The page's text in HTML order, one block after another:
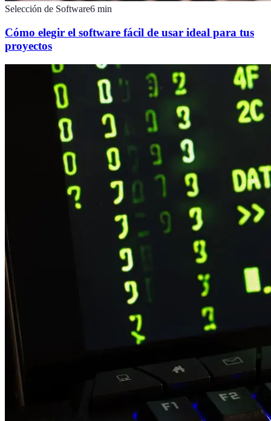
Selección de Software6 min
Cómo elegir el software fácil de usar ideal para tus
proyectos